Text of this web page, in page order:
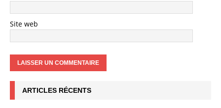
Site web
ARTICLES RÉCENTS